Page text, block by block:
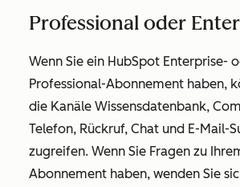
Professional oder
Wenn Sie ein HubSpot Enterprise-
Professional-Abonnement haben,
die Kanäle Wissensdatenbank,
Telefon, Rückruf, Chat und E-Mail-
zugreifen. Wenn Sie Fragen zu
Abonnement haben, wenden Sie